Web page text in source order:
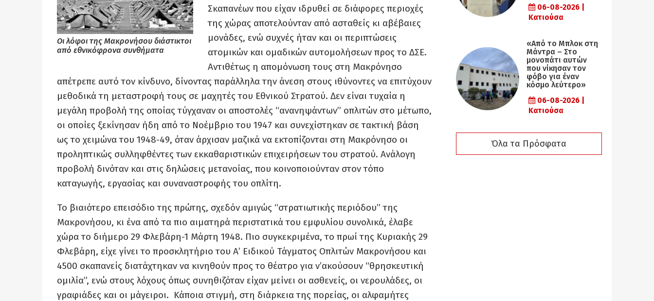
Οι λόφοι της Μακρονήσου διάστικτοι
από εθνικόφρονα συνθήματα
Σκαπανέων που είχαν ιδρυθεί σε διάφορες περιοχές
της χώρας αποτελούνταν από ασταθείς κι αβέβαιες
μονάδες, ενώ συχνές ήταν και οι περιπτώσεις
ατομικών και ομαδικών αυτομολήσεων προς το ΔΣΕ.
Αντιθέτως η απομόνωση τους στη Μακρόνησο
απέτρεπε αυτό τον κίνδυνο, δίνοντας παράλληλα την άνεση στους ιθύνοντες να επιτύχουν
μεθοδικά τη μεταστροφή τους σε μαχητές του Εθνικού Στρατού. Δεν είναι τυχαία η
μεγάλη προβολή της οποίας τύγχαναν οι αποστολές “ανανηψάντων” οπλιτών στο μέτωπο,
οι οποίες ξεκίνησαν ήδη από το Νοέμβριο του 1947 και συνεχίστηκαν σε τακτική βάση
ως το χειμώνα του 1948-49, όταν άρχισαν μαζικά να εκτοπίζονται στη Μακρόνησο οι
προληπτικώς συλληφθέντες των εκκαθαριστικών επιχειρήσεων του στρατού. Ανάλογη
προβολή δινόταν και στις δηλώσεις μετανοίας, που κοινοποιούνταν στον τόπο
καταγωγής, εργασίας και συναναστροφής του οπλίτη.
Το βιαιότερο επεισόδιο της πρώτης, σχεδόν αμιγώς “στρατιωτικής περιόδου” της
Μακρονήσου, κι ένα από τα πιο αιματηρά περιστατικά του εμφυλίου συνολικά, έλαβε
χώρα το διήμερο 29 Φλεβάρη-1 Μάρτη 1948. Πιο συγκεκριμένα, το πρωί της Κυριακής 29
Φλεβάρη, είχε γίνει το προσκλητήριο του Α’ Ειδικού Τάγματος Οπλιτών Μακρονήσου και
4500 σκαπανείς διατάχτηκαν να κινηθούν προς το θέατρο για ν’ακούσουν “θρησκευτική
ομιλία”, ενώ στους λόχους όπως συνηθιζόταν είχαν μείνει οι ασθενείς, οι νερουλάδες, οι
γραφιάδες και οι μάγειροι. Κάποια στιγμή, στη διάρκεια της πορείας, οι αλφαμήτες
06-08-2026 |
Κατιούσα
«Από το Μπλοκ στη
Μάντρα – Στο
μονοπάτι αυτών
που νίκησαν τον
φόβο για έναν
κόσμο λεύτερο»
06-08-2026 |
Κατιούσα
Όλα τα Πρόσφατα